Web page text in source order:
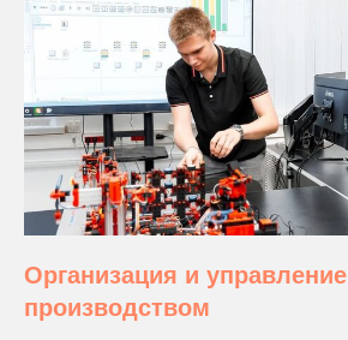
Организация и управление
производством